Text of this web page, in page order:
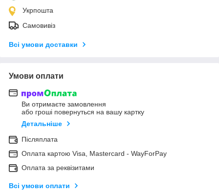
Укрпошта
Самовивіз
Всі умови доставки
Умови оплати
Ви отримаєте замовлення
або гроші повернуться на вашу картку
Детальніше
Післяплата
Оплата картою Visa, Mastercard - WayForPay
Оплата за реквізитами
Всі умови оплати